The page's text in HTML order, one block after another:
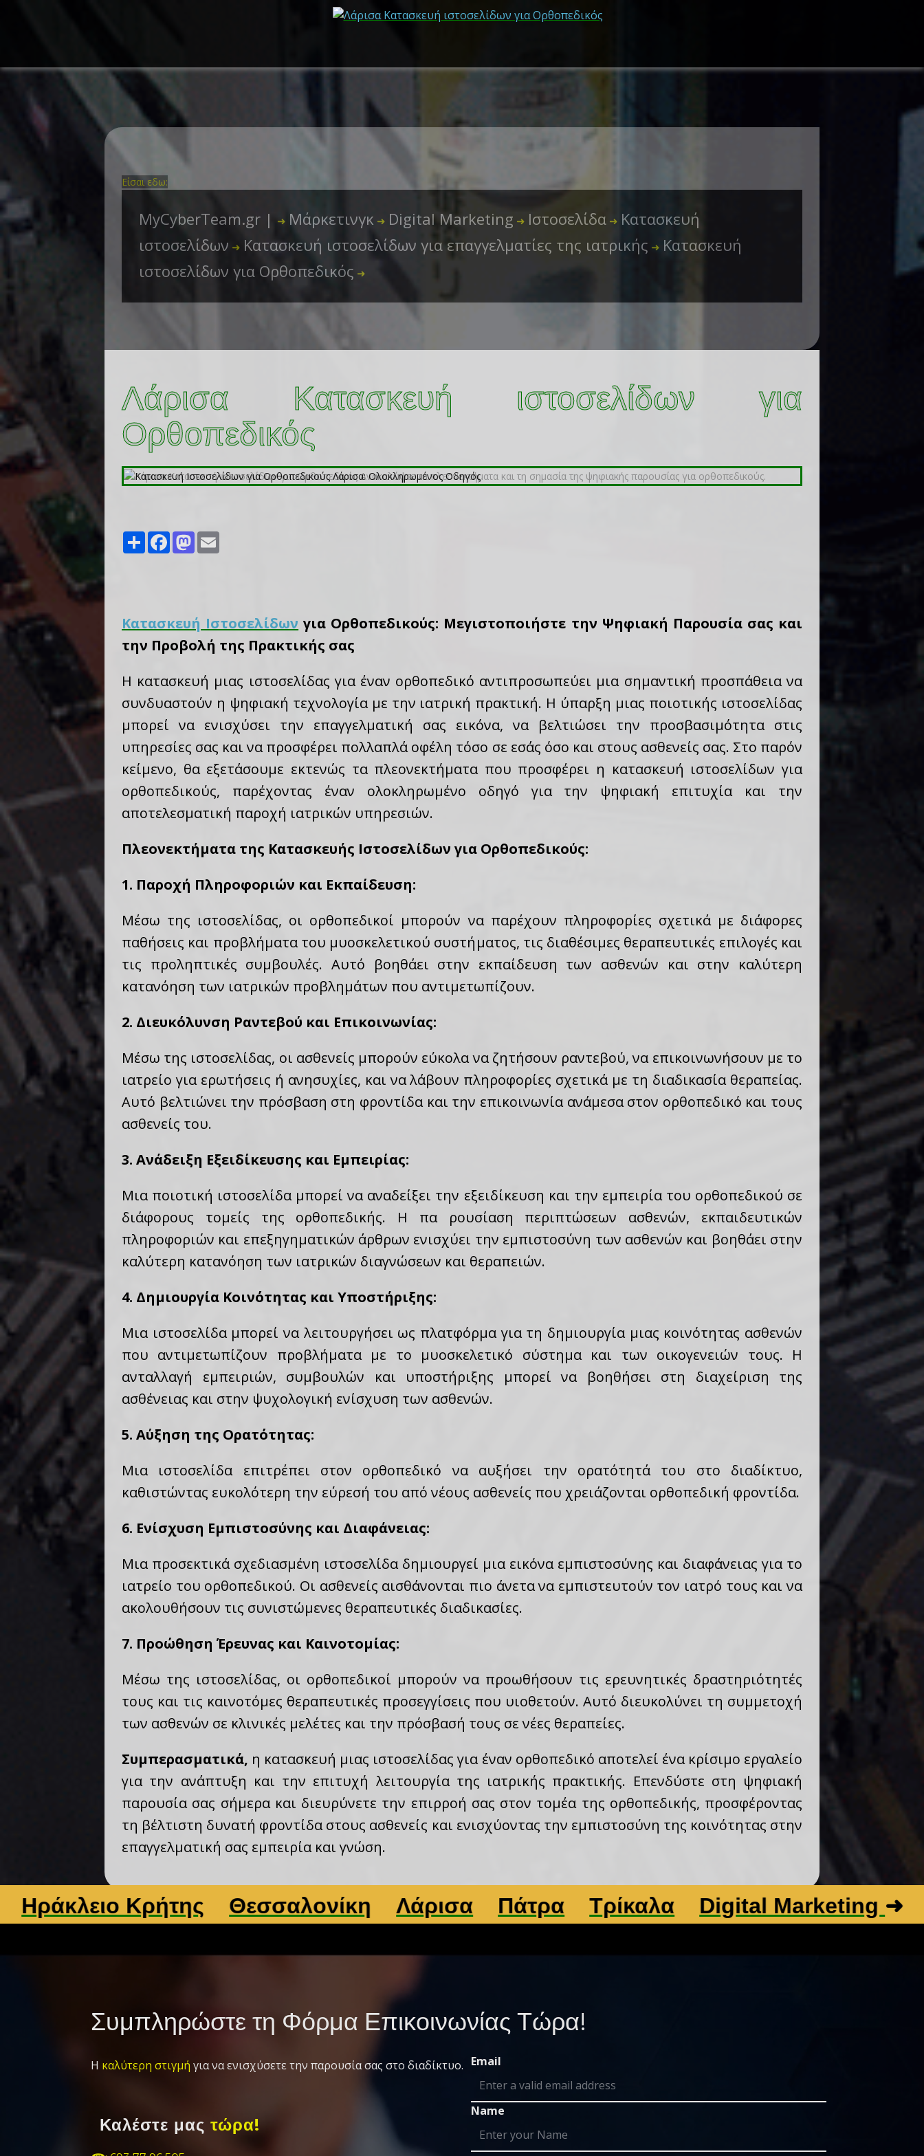
Είσαι εδω:
MyCyberTeam.gr | ➜ Μάρκετινγκ ➜ Digital Marketing ➜ Ιστοσελίδα ➜ Κατασκευή
ιστοσελίδων ➜ Κατασκευή ιστοσελίδων για επαγγελματίες της ιατρικής ➜ Κατασκευή
ιστοσελίδων για Ορθοπεδικός ➜
Λάρισα Κατασκευή ιστοσελίδων για
Ορθοπεδικός
Share FacebookMastodon
Κατασκευή Ιστοσελίδων για Ορθοπεδικούς: Μεγιστοποιήστε την Ψηφιακή Παρουσία σας και
την Προβολή της Πρακτικής σας
Η κατασκευή μιας ιστοσελίδας για έναν ορθοπεδικό αντιπροσωπεύει μια σημαντική προσπάθεια να
συνδυαστούν η ψηφιακή τεχνολογία με την ιατρική πρακτική. Η ύπαρξη μιας ποιοτικής ιστοσελίδας
μπορεί να ενισχύσει την επαγγελματική σας εικόνα, να βελτιώσει την προσβασιμότητα στις
υπηρεσίες σας και να προσφέρει πολλαπλά οφέλη τόσο σε εσάς όσο και στους ασθενείς σας. Στο παρόν
κείμενο, θα εξετάσουμε εκτενώς τα πλεονεκτήματα που προσφέρει η κατασκευή ιστοσελίδων για
ορθοπεδικούς, παρέχοντας έναν ολοκληρωμένο οδηγό για την ψηφιακή επιτυχία και την
αποτελεσματική παροχή ιατρικών υπηρεσιών.
Πλεονεκτήματα της Κατασκευής Ιστοσελίδων για Ορθοπεδικούς:
1. Παροχή Πληροφοριών και Εκπαίδευση:
Μέσω της ιστοσελίδας, οι ορθοπεδικοί μπορούν να παρέχουν πληροφορίες σχετικά με διάφορες
παθήσεις και προβλήματα του μυοσκελετικού συστήματος, τις διαθέσιμες θεραπευτικές επιλογές και
τις προληπτικές συμβουλές. Αυτό βοηθάει στην εκπαίδευση των ασθενών και στην καλύτερη
κατανόηση των ιατρικών προβλημάτων που αντιμετωπίζουν.
2. Διευκόλυνση Ραντεβού και Επικοινωνίας:
Μέσω της ιστοσελίδας, οι ασθενείς μπορούν εύκολα να ζητήσουν ραντεβού, να επικοινωνήσουν με το
ιατρείο για ερωτήσεις ή ανησυχίες, και να λάβουν πληροφορίες σχετικά με τη διαδικασία θεραπείας.
Αυτό βελτιώνει την πρόσβαση στη φροντίδα και την επικοινωνία ανάμεσα στον ορθοπεδικό και τους
ασθενείς του.
3. Ανάδειξη Εξειδίκευσης και Εμπειρίας:
Μια ποιοτική ιστοσελίδα μπορεί να αναδείξει την εξειδίκευση και την εμπειρία του ορθοπεδικού σε
διάφορους τομείς της ορθοπεδικής. Η πα ρουσίαση περιπτώσεων ασθενών, εκπαιδευτικών
πληροφοριών και επεξηγηματικών άρθρων ενισχύει την εμπιστοσύνη των ασθενών και βοηθάει στην
καλύτερη κατανόηση των ιατρικών διαγνώσεων και θεραπειών.
4. Δημιουργία Κοινότητας και Υποστήριξης:
Μια ιστοσελίδα μπορεί να λειτουργήσει ως πλατφόρμα για τη δημιουργία μιας κοινότητας ασθενών
που αντιμετωπίζουν προβλήματα με το μυοσκελετικό σύστημα και των οικογενειών τους. Η
ανταλλαγή εμπειριών, συμβουλών και υποστήριξης μπορεί να βοηθήσει στη διαχείριση της
ασθένειας και στην ψυχολογική ενίσχυση των ασθενών.
5. Αύξηση της Ορατότητας:
Μια ιστοσελίδα επιτρέπει στον ορθοπεδικό να αυξήσει την ορατότητά του στο διαδίκτυο,
καθιστώντας ευκολότερη την εύρεσή του από νέους ασθενείς που χρειάζονται ορθοπεδική φροντίδα.
6. Ενίσχυση Εμπιστοσύνης και Διαφάνειας:
Μια προσεκτικά σχεδιασμένη ιστοσελίδα δημιουργεί μια εικόνα εμπιστοσύνης και διαφάνειας για το
ιατρείο του ορθοπεδικού. Οι ασθενείς αισθάνονται πιο άνετα να εμπιστευτούν τον ιατρό τους και να
ακολουθήσουν τις συνιστώμενες θεραπευτικές διαδικασίες.
7. Προώθηση Έρευνας και Καινοτομίας:
Μέσω της ιστοσελίδας, οι ορθοπεδικοί μπορούν να προωθήσουν τις ερευνητικές δραστηριότητές
τους και τις καινοτόμες θεραπευτικές προσεγγίσεις που υιοθετούν. Αυτό διευκολύνει τη συμμετοχή
των ασθενών σε κλινικές μελέτες και την πρόσβασή τους σε νέες θεραπείες.
Συμπερασματικά, η κατασκευή μιας ιστοσελίδας για έναν ορθοπεδικό αποτελεί ένα κρίσιμο εργαλείο
για την ανάπτυξη και την επιτυχή λειτουργία της ιατρικής πρακτικής. Επενδύστε στη ψηφιακή
παρουσία σας σήμερα και διευρύνετε την επιρροή σας στον τομέα της ορθοπεδικής, προσφέροντας
τη βέλτιστη δυνατή φροντίδα στους ασθενείς και ενισχύοντας την εμπιστοσύνη της κοινότητας στην
επαγγελματική σας εμπειρία και γνώση.
Κρήτης Θεσσαλονίκη Λάρισα Πάτρα Τρίκαλα Digital Marketing➜
Συμπληρώστε τη Φόρμα Επικοινωνίας Τώρα!
Η καλύτερη στιγμή για να ενισχύσετε την παρουσία σας στο διαδίκτυο.
Καλέστε μας τώρα!
Email
Name